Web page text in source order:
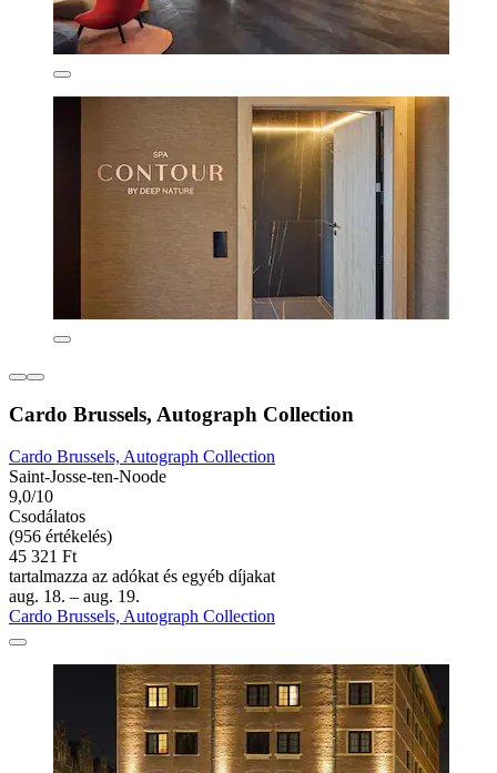
Cardo Brussels, Autograph Collection
Cardo Brussels, Autograph Collection
Saint-Josse-ten-Noode
9,0/10
Csodálatos
(956 értékelés)
45 321 Ft
tartalmazza az adókat és egyéb díjakat
aug. 18. – aug. 19.
Cardo Brussels, Autograph Collection